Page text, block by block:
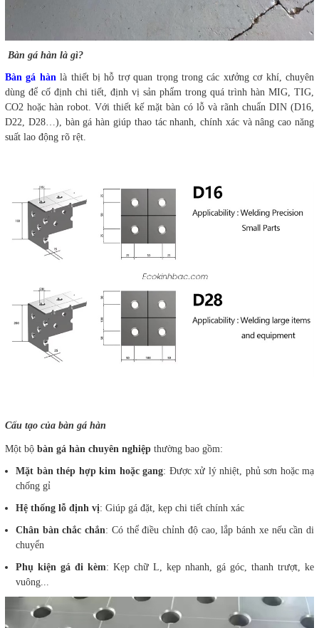
Bàn gá hàn là gì?
Bàn gá hàn là thiết bị hỗ trợ quan trọng trong các xưởng cơ khí, chuyên
dùng để cố định chi tiết, định vị sản phẩm trong quá trình hàn MIG, TIG,
CO2 hoặc hàn robot. Với thiết kế mặt bàn có lỗ và rãnh chuẩn DIN (D16,
D22, D28…), bàn gá hàn giúp thao tác nhanh, chính xác và nâng cao năng
suất lao động rõ rệt.
Cấu tạo của bàn gá hàn
Một bộ bàn gá hàn chuyên nghiệp thường bao gồm:
Mặt bàn thép hợp kim hoặc gang: Được xử lý nhiệt, phủ sơn hoặc mạ
chống gỉ
Hệ thống lỗ định vị: Giúp gá đặt, kẹp chi tiết chính xác
Chân bàn chắc chắn: Có thể điều chỉnh độ cao, lắp bánh xe nếu cần di
chuyển
Phụ kiện gá đi kèm: Kẹp chữ L, kẹp nhanh, gá góc, thanh trượt, ke
vuông...